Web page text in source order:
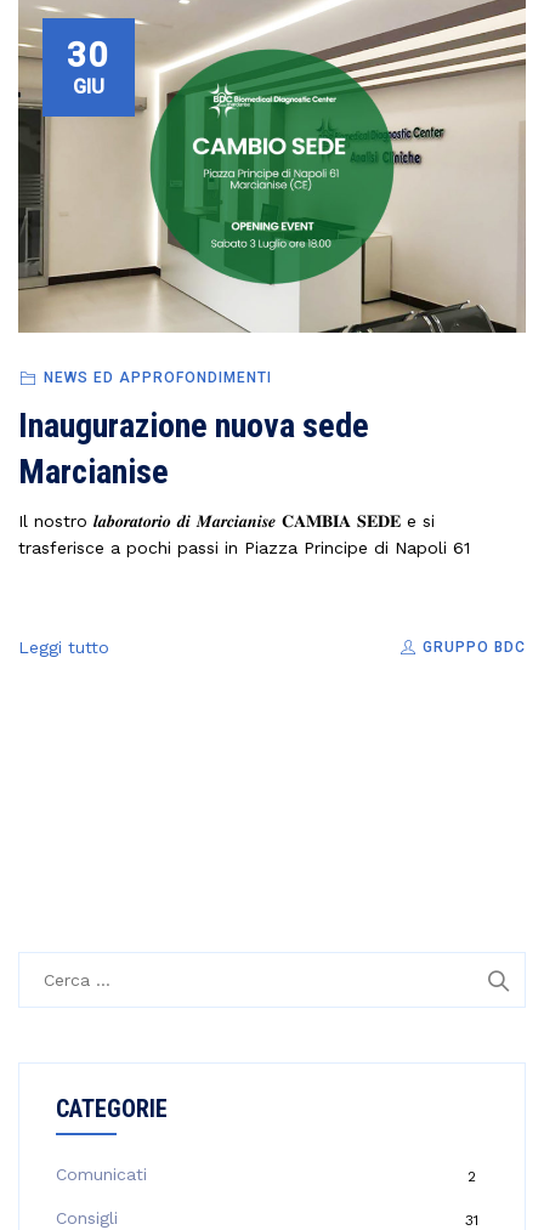
30
GIU
NEWS ED APPROFONDIMENTI
Inaugurazione nuova sede
Marcianise
Il nostro 𝒍𝒂𝒃𝒐𝒓𝒂𝒕𝒐𝒓𝒊𝒐 𝒅𝒊 𝑴𝒂𝒓𝒄𝒊𝒂𝒏𝒊𝒔𝒆 𝐂𝐀𝐌𝐁𝐈𝐀 𝐒𝐄𝐃𝐄 e si
trasferisce a pochi passi in Piazza Principe di Napoli 61
Leggi tutto GRUPPO BDC
CATEGORIE
Comunicati 2
Consigli 31